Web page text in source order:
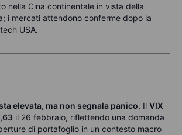
nella Cina continentale in vista della
i mercati attendono conferme dopo la
USA.
elevata, ma non segnala panico. Il VIX
il 26 febbraio, riflettendo una domanda
di portafoglio in un contesto macro